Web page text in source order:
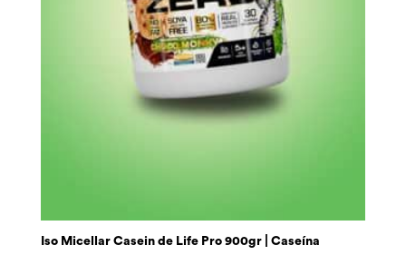
Iso Micellar Casein de Life Pro 900gr | Caseína